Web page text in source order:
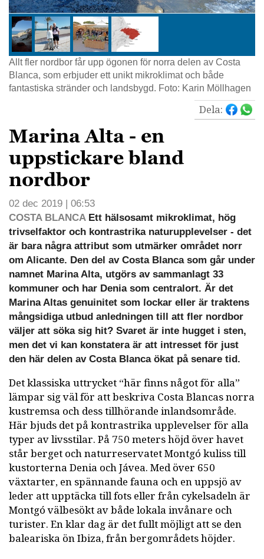
Allt fler nordbor får upp ögonen för norra delen av Costa
Blanca, som erbjuder ett unikt mikroklimat och både
fantastiska stränder och landsbygd. Foto: Karin Möllhagen
Dela:
Marina Alta - en
uppstickare bland
nordbor
02 dec 2019 | 06:53
COSTA BLANCAEtt hälsosamt mikroklimat, hög
trivselfaktor och kontrastrika naturupplevelser - det
är bara några attribut som utmärker området norr
om Alicante. Den del av Costa Blanca som går under
namnet Marina Alta, utgörs av sammanlagt 33
kommuner och har Denia som centralort. Är det
Marina Altas genuinitet som lockar eller är traktens
mångsidiga utbud anledningen till att fler nordbor
väljer att söka sig hit? Svaret är inte hugget i sten,
men det vi kan konstatera är att intresset för just
den här delen av Costa Blanca ökat på senare tid.
Det klassiska uttrycket “här finns något för alla”
lämpar sig väl för att beskriva Costa Blancas norra
kustremsa och dess tillhörande inlandsområde.
Här bjuds det på kontrastrika upplevelser för alla
typer av livsstilar. På 750 meters höjd över havet
står berget och naturreservatet Montgó kuliss till
kustorterna Denia och Jávea. Med över 650
växtarter, en spännande fauna och en uppsjö av
leder att upptäcka till fots eller från cykelsadeln är
Montgó välbesökt av både lokala invånare och
turister. En klar dag är det fullt möjligt att se den
baleariska ön Ibiza, från bergområdets höjder.